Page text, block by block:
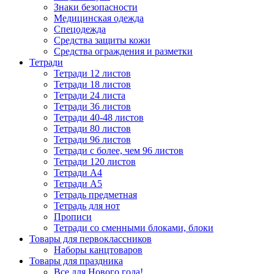
Знаки безопасности
Медицинская одежда
Спецодежда
Средства защиты кожи
Средства ограждения и разметки
Тетради
Тетради 12 листов
Тетради 18 листов
Тетради 24 листа
Тетради 36 листов
Тетради 40-48 листов
Тетради 80 листов
Тетради 96 листов
Тетради с более, чем 96 листов
Тетради 120 листов
Тетради А4
Тетради А5
Тетрадь предметная
Тетрадь для нот
Прописи
Тетради со сменными блоками, блоки
Товары для первоклассников
Наборы канцтоваров
Товары для праздника
Все для Нового года!